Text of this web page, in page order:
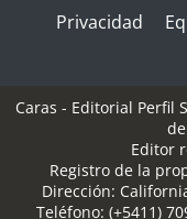
Privacidad
Caras - Editorial Perfil
Editor
Registro de la
Dirección:
Teléfono: (+5411)